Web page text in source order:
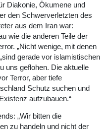
Diakonie, Ökumene und
den Schwerverletzten des
aus dem Iran war:
wie die anderen Teile der
„Nicht wenige, mit denen
gerade vor islamistischen
uns geflohen. Die aktuelle
Terror, aber tiefe
Schutz suchen und
aufzubauen.“
„Wir bitten die
zu handeln und nicht der